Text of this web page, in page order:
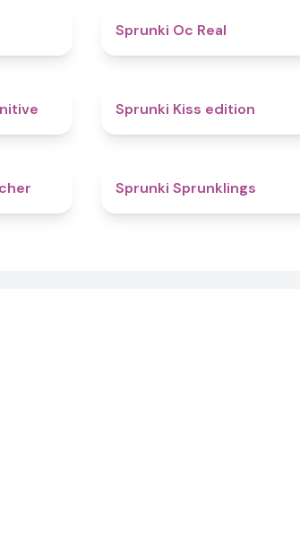
Sprunki Oc Real
Sprunki Kiss edition
Sprunki Sprunklings